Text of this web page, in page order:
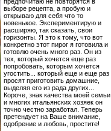
выборе рецепта, а пробую и
открываю для себя что то
новенькое. Экспериментирую и
расширяю, так сказать, свои
горизонты. Я это к тому, что вот
конкретно этот пирог я готовила и
готовлю очень много раз. Он из
тех, который хочется еще раз
попробовать, которым хочется
угостить... который еще и еще раз
просят приготовить домашние,
выделяя его из рада других...
Короче, знак качества моей семьи
и многих итальянских хозяек он
точно честно заработал. Теперь
претендует на Ваше внимание,
одобрение и любовь, простите!